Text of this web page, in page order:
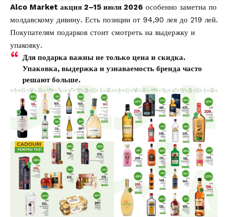
Alco Market акция 2–15 июля 2026 особенно заметна по
молдавскому дивину. Есть позиции от 94,90 лея до 219 лей.
Покупателям подарков стоит смотреть на выдержку и
упаковку.
Для подарка важны не только цена и скидка.
Упаковка, выдержка и узнаваемость бренда часто
решают больше.